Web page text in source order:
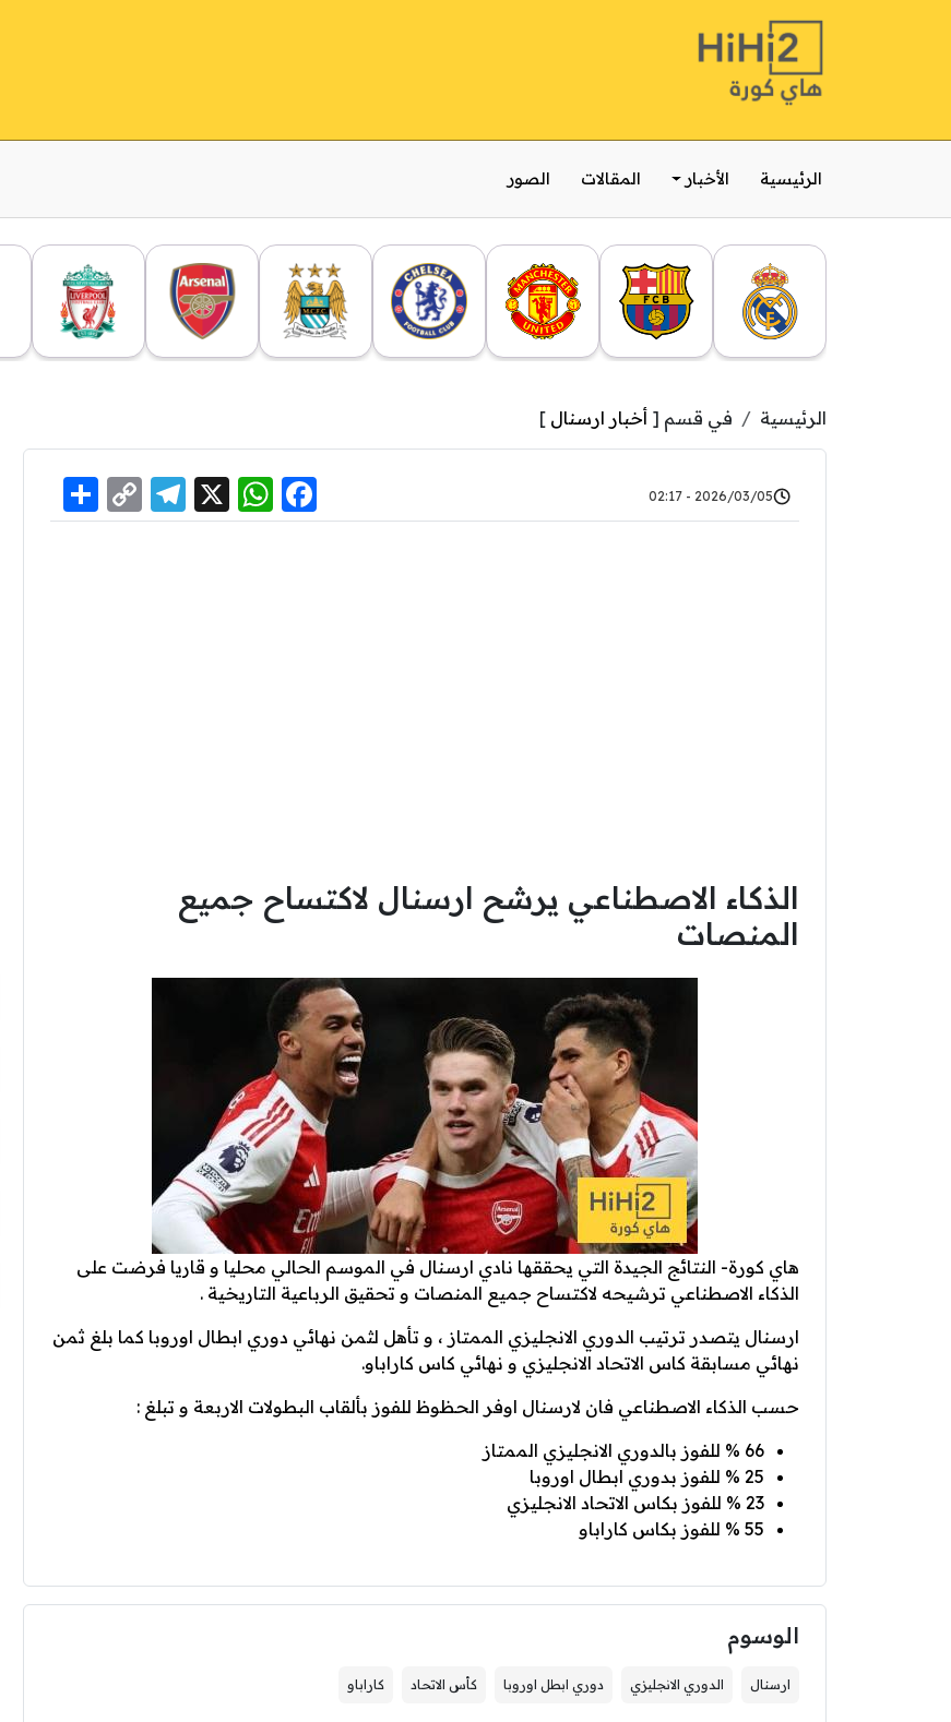
الرئيسية الأخبار المقالات الصور
الرئيسية في قسم [ أخبار ارسنال ]
2026/03/05 - 02:17
Facebook
WhatsApp
X
Telegram
Copy
Link
الذكاء الاصطناعي يرشح ارسنال لاكتساح جميع
المنصات
هاي كورة- النتائج الجيدة التي يحققها نادي ارسنال في الموسم الحالي محليا و قاريا فرضت على
الذكاء الاصطناعي ترشيحه لاكتساح جميع المنصات و تحقيق الرباعية التاريخية .
ارسنال يتصدر ترتيب الدوري الانجليزي الممتاز ، و تأهل لثمن نهائي دوري ابطال اوروبا كما بلغ ثمن
نهائي مسابقة كاس الاتحاد الانجليزي و نهائي كاس كاراباو.
حسب الذكاء الاصطناعي فان لارسنال اوفر الحظوظ للفوز بألقاب البطولات الاربعة و تبلغ :
66 % للفوز بالدوري الانجليزي الممتاز
25 % للفوز بدوري ابطال اوروبا
23 % للفوز بكاس الاتحاد الانجليزي
55 % للفوز بكاس كاراباو
الوسوم
ارسنال الدوري الانجليزي دوري ابطل اوروبا كأس الاتحاد كاراباو